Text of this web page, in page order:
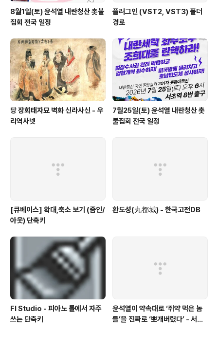
8월1일(토) 윤석열 내란청산 촛불
집회 전국 일정
플러그인 (VST2, VST3) 폴더
경로
당 장회태자묘 벽화 신라사신 - 우
리역사넷
7월25일(토) 윤석열 내란청산 촛
불집회 전국 일정
[큐베이스] 확대,축소 보기 (줌인/
아웃) 단축키
환도성(丸都城) - 한국고전DB
Fl Studio - 피아노 롤에서 자주
쓰는 단축키
윤석열이 약속대로 ‘쥐약 먹은 놈
들’을 진짜로 ‘뽀개버렸다’ - 서울